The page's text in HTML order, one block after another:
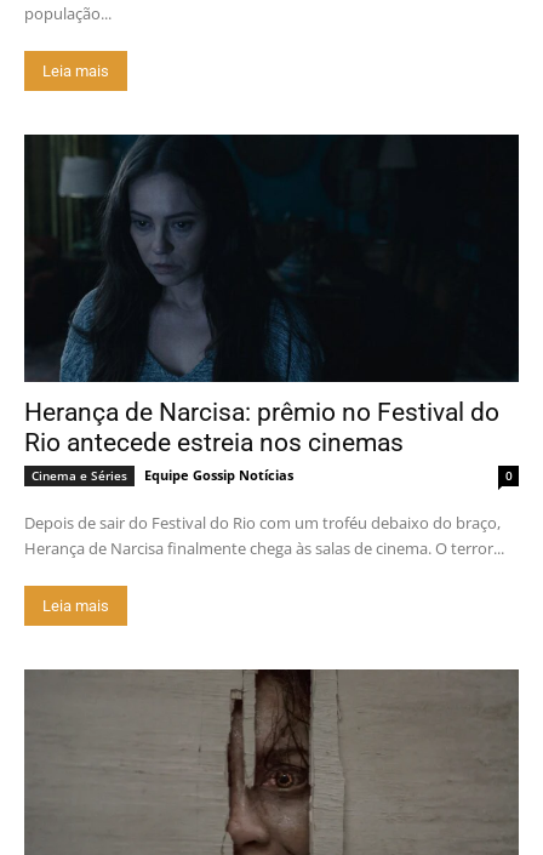
população...
Leia mais
Herança de Narcisa: prêmio no Festival do
Rio antecede estreia nos cinemas
Cinema e Séries Equipe Gossip Notícias 0
Depois de sair do Festival do Rio com um troféu debaixo do braço,
Herança de Narcisa finalmente chega às salas de cinema. O terror...
Leia mais